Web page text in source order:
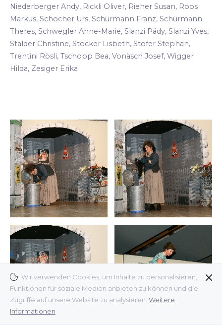
Wir verwenden Cookies, um Inhalte zu personalisieren,
Funktionen für soziale Medien anbieten zu können und die
Zugriffe auf unsere Website zu analysieren. Weitere
Informationen
Niederberger Andy, Rickli Oliver, Rieher Susan, Roos
Markus, Schocher Urs, Schürmann Franz, Schürmann
Theres, Schwegler Anne-Marie, Slanzi Pädy, Slanzi Yves,
Stalder Christine, Stocker Lisbeth, Stofer Stephan,
Trentini Rösli, Tschopp Bea, Vonäsch Josef, Wigger
Hilda, Zesiger Erika